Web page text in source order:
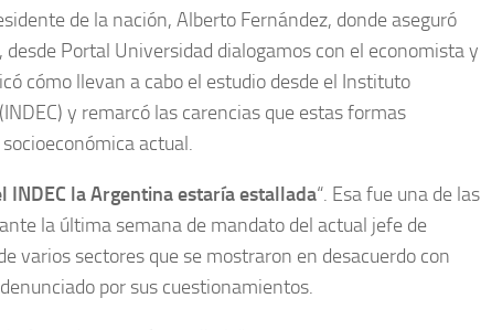
de la nación, Alberto Fernández, donde aseguró
desde Portal Universidad dialogamos con el economista y
cómo llevan a cabo el estudio desde el Instituto
y remarcó las carencias que estas formas
actual.
INDEC la Argentina estaría estallada“. Esa fue una de las
la última semana de mandato del actual jefe de
varios sectores que se mostraron en desacuerdo con
por sus cuestionamientos.